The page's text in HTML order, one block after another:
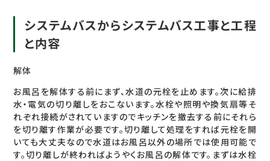
システムバスからシステムバス工事と工程
と内容
解体
お風呂を解体する前にまず、水道の元栓を止めます。次に給排
水・電気の切り離しをおこないます。水栓や照明や換気扇等そ
れぞれ接続がされていますのでキッチンを撤去する前にそれら
を切り離す作業が必要です。切り離して処理をすれば元栓を開
いても大丈夫なので水道はお風呂以外の場所では使用可能で
す。切り離しが終わればようやくお風呂の解体です。まずは水栓